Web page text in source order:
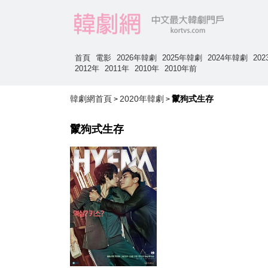
首頁 電影 2026年韓劇 2025年韓劇 2024年韓劇
2012年
2011年 2010年 2010年前
韓劇網首頁 > 2020年韓劇 > 鬣狗式生存
鬣狗式生存